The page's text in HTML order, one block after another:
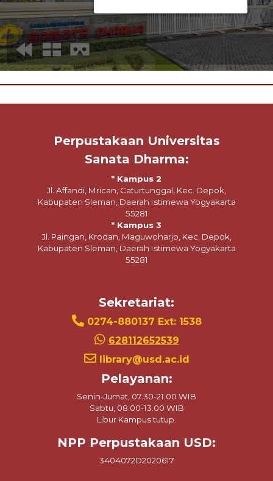
Perpustakaan Universitas
Sanata Dharma:
* Kampus 2
Jl. Affandi, Mrican, Caturtunggal, Kec. Depok,
Kabupaten Sleman, Daerah Istimewa Yogyakarta
55281
* Kampus 3
Jl. Paingan, Krodan, Maguwoharjo, Kec. Depok,
Kabupaten Sleman, Daerah Istimewa Yogyakarta
55281
Sekretariat:
0274-880137 Ext: 1538
628112652539
library@usd.ac.id
Pelayanan:
Senin-Jumat, 07.30-21.00 WIB
Sabtu, 08.00-13.00 WIB
Libur Kampus tutup.
NPP Perpustakaan USD:
3404072D2020617